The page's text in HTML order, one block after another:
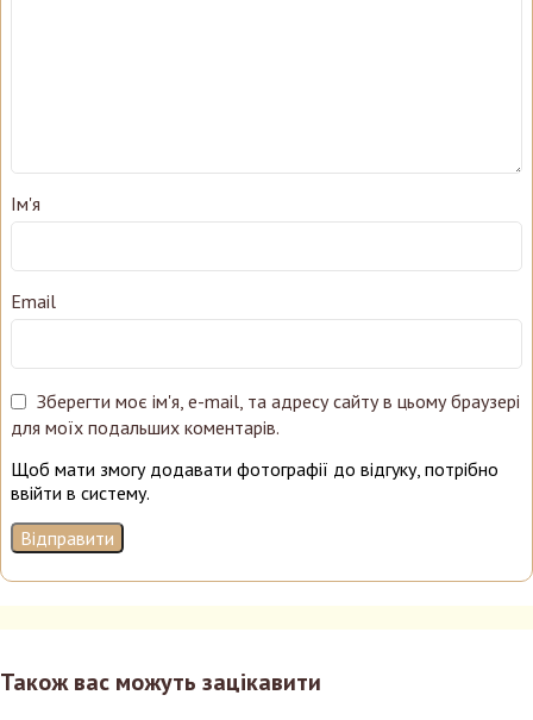
Ім'я
Email
Зберегти моє ім'я, e-mail, та адресу сайту в цьому браузері
для моїх подальших коментарів.
Щоб мати змогу додавати фотографії до відгуку, потрібно
ввійти в систему.
Також вас можуть зацікавити